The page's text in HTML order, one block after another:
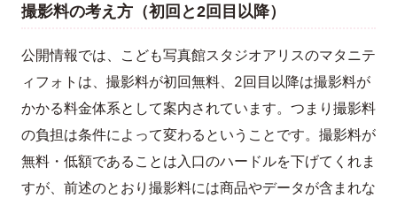
撮影料の考え方（初回と2回目以降）
公開情報では、こども写真館スタジオアリスのマタニテ
ィフォトは、撮影料が初回無料、2回目以降は撮影料が
かかる料金体系として案内されています。つまり撮影料
の負担は条件によって変わるということです。撮影料が
無料・低額であることは入口のハードルを下げてくれま
すが、前述のとおり撮影料には商品やデータが含まれな